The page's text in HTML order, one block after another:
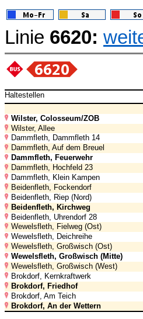
Linie 6620:
Haltestellen
Wilster, Colosseum/ZOB
Wilster, Allee
Dammfleth, Dammfleth 14
Dammfleth, Auf dem Breuel
Dammfleth, Feuerwehr
Dammfleth, Hochfeld 23
Dammfleth, Klein Kampen
Beidenfleth, Fockendorf
Beidenfleth, Riep (Nord)
Beidenfleth, Kirchweg
Beidenfleth, Uhrendorf 28
Wewelsfleth, Fielweg (Ost)
Wewelsfleth, Deichreihe
Wewelsfleth, Großwisch (Ost)
Wewelsfleth, Großwisch (Mitte)
Wewelsfleth, Großwisch (West)
Brokdorf, Kernkraftwerk
Brokdorf, Friedhof
Brokdorf, Am Teich
Brokdorf, An der Wettern